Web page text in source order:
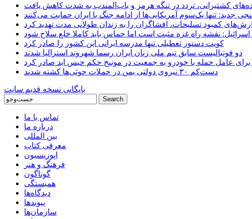
کشتیرانی، تردد در تنگه هرمز و باب‌المندب به شدت کاهش یافت
جدید: تنها یک‌سوم آمریکایی‌ها از ادامه جنگ با ایران حمایت می‌کنند
کمبود تسلیحات، افشاگران را به زندان طولانی مدت تهدید کرد
نقشه راه غزه مثبت است اما حماس باید کاملا خلع سلاح شود
کویت دستور تعطیلی تنها مدرسه ایرانی این کشور را صادر کرد
دو فوتبالیست سابق تیم ملی زنان ایران رسما شهروند استرالیا شدند
برای عامل حمله با خودرو به جمعیت در مونیخ حکم حبس ابد صادر کرد
دست‌کم ۳۰ نیروی دولتی یمن در حملات حوثی‌ها کشته شدند
بایگانی نسخه قدیم سایت
تماس با ما
درباره ما
بین المللی
معرفی کتاب
اپوزیسیون
فرهنگ و هنر
گوناگون
همبستگی
دیدگاه‌ها
پیوندها
سازمان‌ها